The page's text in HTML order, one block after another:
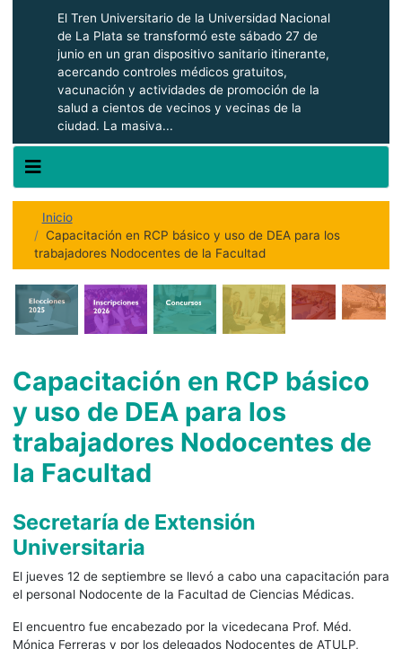
El Tren Universitario de la Universidad Nacional
de La Plata se transformó este sábado 27 de
junio en un gran dispositivo sanitario itinerante,
acercando controles médicos gratuitos,
vacunación y actividades de promoción de la
salud a cientos de vecinos y vecinas de la
ciudad. La masiva...
Inicio
Capacitación en RCP básico y uso de DEA para los
trabajadores Nodocentes de la Facultad
Capacitación en RCP básico
y uso de DEA para los
trabajadores Nodocentes de
la Facultad
Secretaría de Extensión
Universitaria
El jueves 12 de septiembre se llevó a cabo una capacitación para
el personal Nodocente de la Facultad de Ciencias Médicas.
El encuentro fue encabezado por la vicedecana Prof. Méd.
Mónica Ferreras y por los delegados Nodocentes de ATULP,